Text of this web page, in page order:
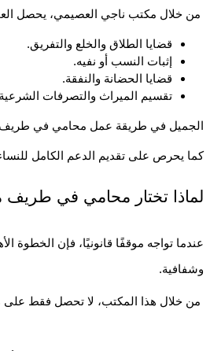
قضايا الطلاق والخلع والتفريق.
إثبات النسب أو نفيه.
قضايا الحضانة والنفقة.
تقسيم الميراث والتصرفات
الجميل في طريقة عمل محامي في طريف في
كما يحرص على تقديم الدعم الكامل
لماذا تختار محامي في
عندما تواجه موقفًا قانونيًا، فإن
وشفافية.